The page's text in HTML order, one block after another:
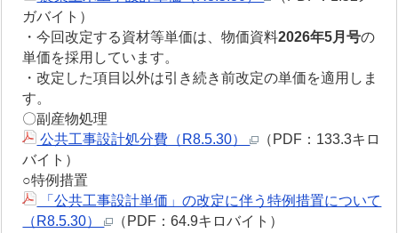
ガバイト）
・今回改定する資材等単価は、物価資料2026年5月号の
単価を採用しています。
・改定した項目以外は引き続き前改定の単価を適用しま
す。
〇副産物処理
公共工事設計処分費（R8.5.30）
（PDF：133.3キロ
バイト）
○特例措置
「公共工事設計単価」の改定に伴う特例措置について
（R8.5.30）
（PDF：64.9キロバイト）